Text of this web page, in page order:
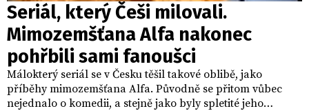
Seriál, který Češi milovali.
Mimozemšťana Alfa nakonec
pohřbili sami fanoušci
Málokterý seriál se v Česku těšil takové oblibě, jako
příběhy mimozemšťana Alfa. Původně se přitom vůbec
nejednalo o komedii, a stejně jako byly spletité jeho